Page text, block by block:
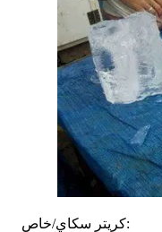
كريتر سكاي/خاص: